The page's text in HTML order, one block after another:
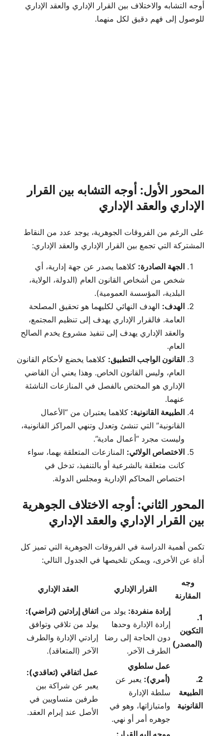
أوجه التشابه والاختلاف بين القرار الإداري والعقد الإداري
للوصول إلى فهم دقيق لكل منهما.
المحور الأول: أوجه التشابه بين القرار
الإداري والعقد الإداري
على الرغم من الفروقات الجوهرية، يوجد عدد من النقاط
المشتركة التي تجمع بين القرار الإداري والعقد الإداري:
الجهة الصادرة: كلاهما يصدر عن جهة إدارية، أي
شخص من أشخاص القانون العام (الدولة، الولاية،
البلدية، المؤسسة العمومية).
الهدف: الهدف النهائي لكليهما هو تحقيق المصلحة
العامة. فالقرار الإداري يهدف إلى تنظيم المجتمع،
والعقد الإداري يهدف إلى تنفيذ مشروع يخدم الصالح
العام.
القانون الواجب التطبيق: كلاهما يخضع لأحكام القانون
العام، وليس القانون الخاص. وهذا يعني أن القاضي
الإداري هو المختص بالفصل في المنازعات الناشئة
عنهما.
الطبيعة القانونية: كلاهما يعتبران من “الأعمال
القانونية” التي تنشئ وتعدل وتنهي المراكز القانونية،
وليست مجرد “أعمال مادية”.
الاختصاص الولائي: المنازعات المتعلقة بهما، سواء
كانت متعلقة بالشرعية أو بالتنفيذ، تدخل في
اختصاص المحاكم الإدارية ومجلس الدولة.
المحور الثاني: أوجه الاختلاف الجوهرية
بين القرار الإداري والعقد الإداري
تكمن أهمية الدراسة في الفروقات الجوهرية التي تميز كل
أداة عن الأخرى، ويمكن تلخيصها في الجدول التالي:
وجه
المقارنة
القرار الإداري العقد الإداري
1.
التكوين
(المصدر)
إرادة منفردة: يولد من
إرادة الإدارة وحدها
دون الحاجة إلى رضا
الطرف الآخر.
اتفاق إرادتين (تراضي):
يولد من تلاقي وتوافق
إرادتي الإدارة والطرف
الآخر (المتعاقد).
2.
الطبيعة
القانونية
عمل سلطوي
(أمري): يعبر عن
سلطة الإدارة
وامتيازاتها، وهو في
جوهره أمر أو نهي.
عمل اتفاقي (تعاقدي):
يعبر عن شراكة بين
طرفين متساويين في
الأصل عند إبرام العقد.